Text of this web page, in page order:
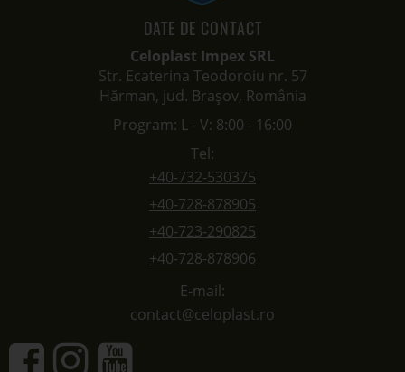
DATE DE CONTACT
Celoplast Impex SRL
Str. Ecaterina Teodoroiu nr. 57
Hărman, jud. Brașov, România
Program: L - V: 8:00 - 16:00
Tel:
+40-732-530375
+40-728-878905
+40-723-290825
+40-728-878906
E-mail:
contact@celoplast.ro